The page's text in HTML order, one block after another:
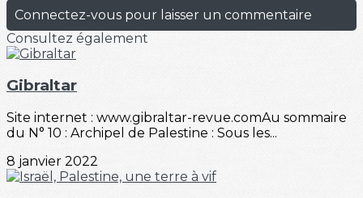
Connectez-vous pour laisser un commentaire
Consultez également
Gibraltar
Site internet : www.gibraltar-revue.comAu sommaire
du N° 10 : Archipel de Palestine : Sous les...
8 janvier 2022